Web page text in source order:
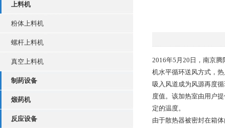
上料机
粉体上料机
螺杆上料机
真空上料机
制药设备
煅药机
反应设备
2016年5月20日，南京
机水平循环送风方式，
吸入风道成为风源再度
度值。该加热室由用户
定的温度。
由于散热器被密封在箱